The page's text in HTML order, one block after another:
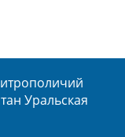
Уральская